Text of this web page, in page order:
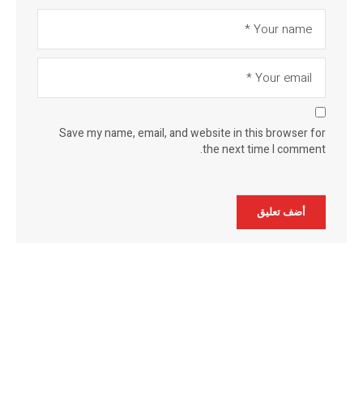
Save my name, email, and website in this browser for
the next time I comment.